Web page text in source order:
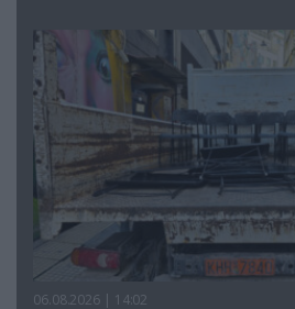
06.08.2026 | 14:02